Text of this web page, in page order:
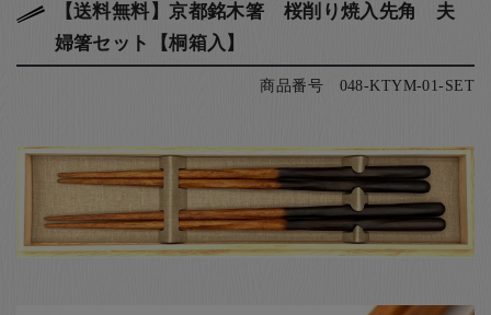
箸（贈答用・自宅用）
銀座夏野・箸長について
こども和食器 小夏について
ご利用ガイド
【送料無料】京都銘木箸 桜削り焼入先角 夫
婦箸セット【桐箱入】
商品番号 048-KTYM-01-SET